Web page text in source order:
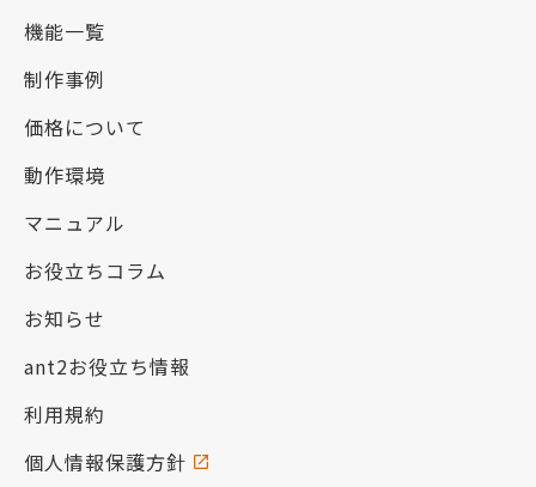
機能一覧
制作事例
価格について
動作環境
マニュアル
お役立ちコラム
お知らせ
ant2お役立ち情報
利用規約
個人情報保護方針